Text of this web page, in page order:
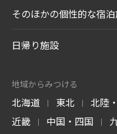
そのほかの個性的な宿
日帰り施設
地域からみつける
北海道 | 東北 | 北陸
近畿 | 中国・四国 |